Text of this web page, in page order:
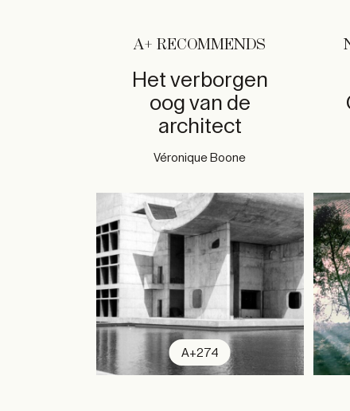
A+ RECOMMENDS
Het verborgen
oog van de
architect
Véronique Boone
A+274